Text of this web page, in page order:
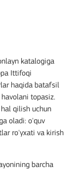
katalogiga
Ittifoqi
haqida batafsil
topasiz.
qilish uchun
oladi: o'quv
ro'yxati va kirish
barcha